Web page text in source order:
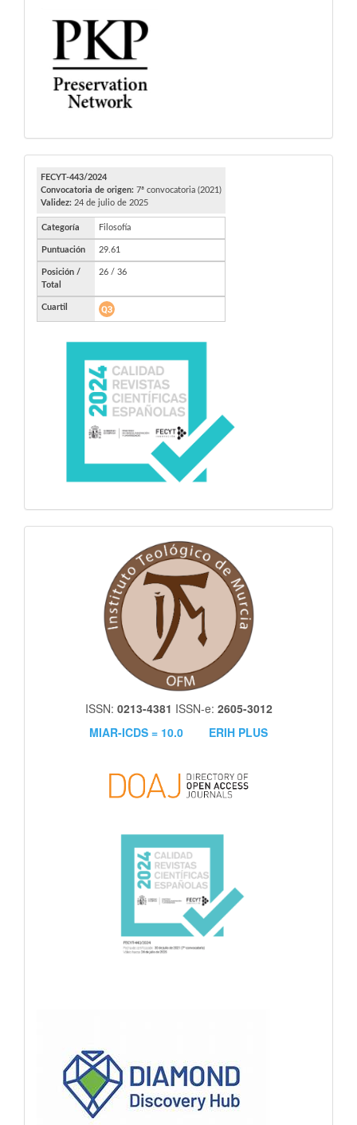
PKP
FECYT
ISSN: 0213-4381 ISSN-e: 2605-3012
MIAR-ICDS = 10.0
ERIH PLUS